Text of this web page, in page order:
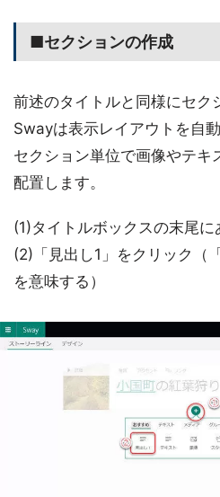
■セクションの作成
前述のタイトルと同様にセク
Swayは表示レイアウトを自
セクション単位で画像やテキ
配置します。
(1)タイトルボックスの末尾
(2)「見出し1」をクリック（
を意味する）